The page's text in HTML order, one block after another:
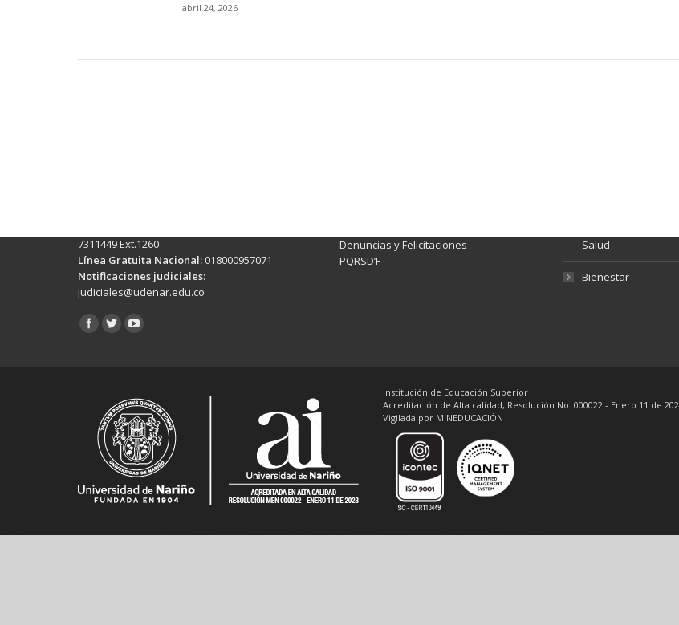
abril 24, 2026
7311449 Ext.1260
Línea Gratuita Nacional: 018000957071
Notificaciones judiciales:
judiciales@udenar.edu.co
Encuéntranos en:
Denuncias y Felicitaciones –
PQRSD’F
Salud
Bienestar
Institución de Educación Superior
Acreditación de Alta calidad, Resolución No. 000022 - Enero 11 de
Vigilada por MINEDUCACIÓN